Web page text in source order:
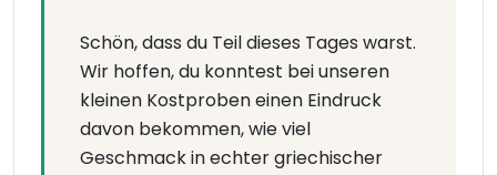
Schön, dass du Teil dieses Tages warst.
Wir hoffen, du konntest bei unseren
kleinen Kostproben einen Eindruck
davon bekommen, wie viel
Geschmack in echter griechischer